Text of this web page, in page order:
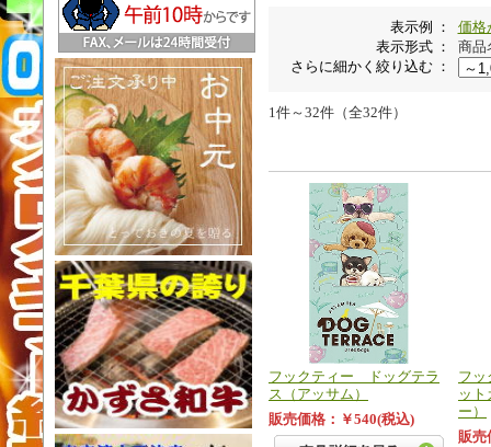
表示例 ：
価格
表示形式 ：
商品
さらに細かく絞り込む ：
1件～32件（全32件）
フックティー ドッグテラ
ス（アッサム）
販売価格：￥540(税込)
フ
ッ
ー）
販売